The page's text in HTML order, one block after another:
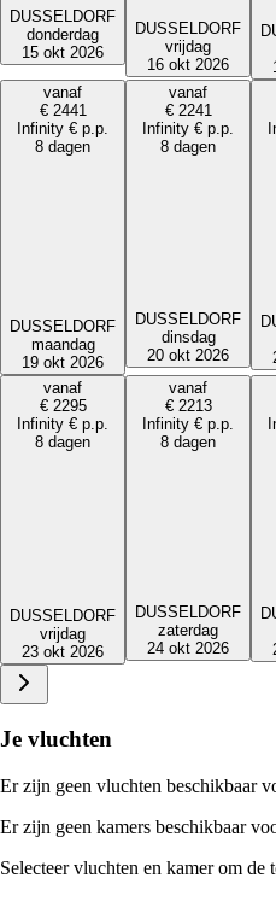
DUSSELDORF
donderdag
15 okt 2026
DUSSELDORF
vrijdag
16 okt 2026
vanaf
€ 2441
Infinity € p.p.
8 dagen
DUSSELDORF
maandag
19 okt 2026
vanaf
€ 2241
Infinity € p.p.
8 dagen
DUSSELDORF
dinsdag
20 okt 2026
vanaf
€ 2295
Infinity € p.p.
8 dagen
DUSSELDORF
vrijdag
23 okt 2026
vanaf
€ 2213
Infinity € p.p.
8 dagen
DUSSELDORF
zaterdag
24 okt 2026
Je vluchten
Er zijn geen vluchten beschikbaar
Er zijn geen kamers beschikbaar
Selecteer vluchten en kamer om de